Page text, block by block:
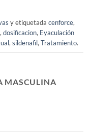
y etiquetada cenforce,
, dosificacion, Eyaculación
, sildenafil, Tratamiento.
MASCULINA